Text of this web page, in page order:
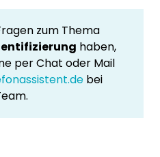
zum Thema
haben,
per Chat oder Mail
bei